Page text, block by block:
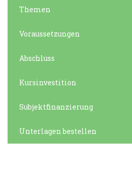
Themen
Voraussetzungen
Abschluss
Kursinvestition
Subjektfinanzierung
Unterlagen bestellen